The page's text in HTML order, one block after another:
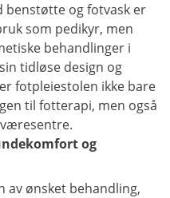
benstøtte og fotvask er
som pedikyr, men
behandlinger i
tidløse design og
fotpleiestolen ikke bare
til fotterapi, men også
og
av ønsket behandling,